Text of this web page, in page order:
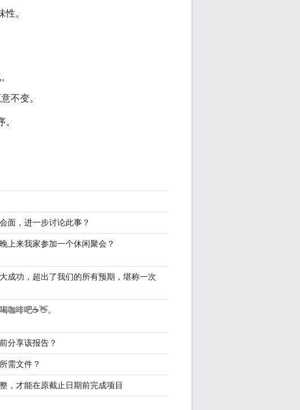
。
不变。
面，进一步讨论此事？
上来我家参加一个休闲聚会？
成功，超出了我们的所有预期，堪称一次
咖啡吧☕👋。
分享该报告？
需文件？
，才能在原截止日期前完成项目